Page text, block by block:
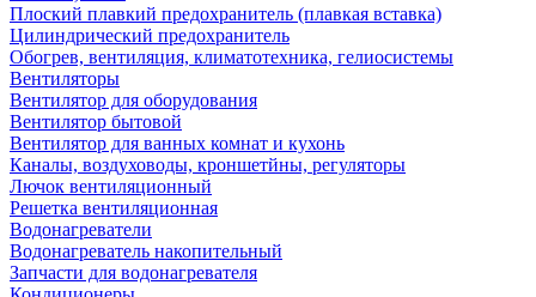
Плоский плавкий предохранитель (плавкая вставка)
Цилиндрический предохранитель
Обогрев, вентиляция, климатотехника, гелиосистемы
Вентиляторы
Вентилятор для оборудования
Вентилятор бытовой
Вентилятор для ванных комнат и кухонь
Каналы, воздуховоды, кроншетйны, регуляторы
Лючок вентиляционный
Решетка вентиляционная
Водонагреватели
Водонагреватель накопительный
Запчасти для водонагревателя